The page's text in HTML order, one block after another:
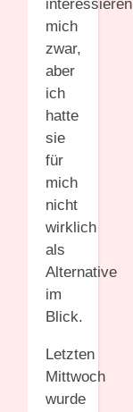
interessieren
mich
zwar,
aber
ich
hatte
sie
für
mich
nicht
wirklich
als
Alternative
im
Blick.
Letzten
Mittwoch
wurde